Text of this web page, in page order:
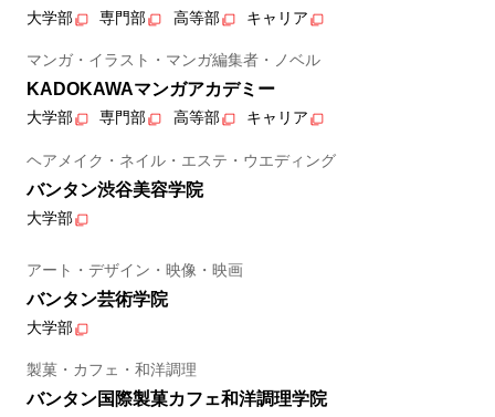
大学部 専門部 高等部 キャリア
マンガ・イラスト・マンガ編集者・ノベル
KADOKAWAマンガアカデミー
大学部 専門部 高等部 キャリア
ヘアメイク・ネイル・エステ・ウエディング
バンタン渋谷美容学院
大学部
アート・デザイン・映像・映画
バンタン芸術学院
大学部
製菓・カフェ・和洋調理
バンタン国際製菓カフェ和洋調理学院